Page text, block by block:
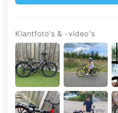
Klantfoto's & -video's